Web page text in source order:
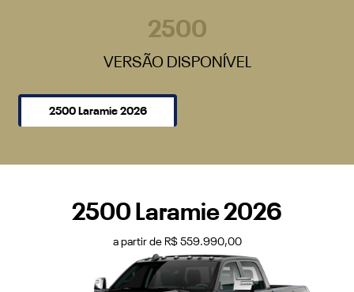
2500 Laramie 2026
a partir de R$ 559.990,00